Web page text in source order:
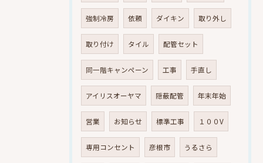
強制冷房 依頼 ダイキン 取り外し
取り付け タイル 配管セット
同一階キャンペーン 工事 手直し
アイリスオーヤマ 隠蔽配管 年末年始
営業 お知らせ 標準工事 １００V
専用コンセント 彦根市 うるさら